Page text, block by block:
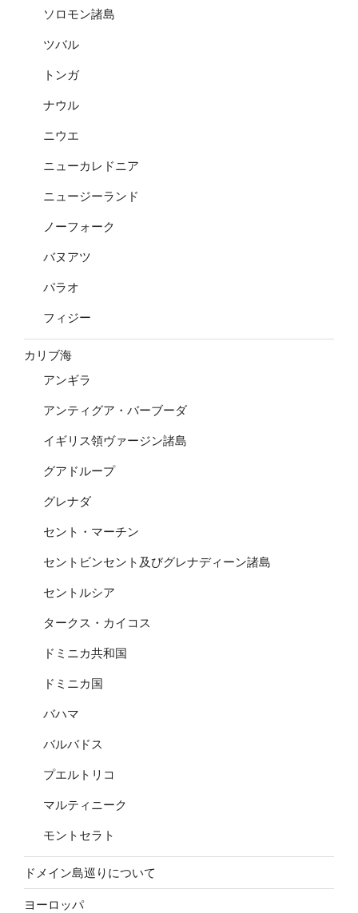
ソロモン諸島
ツバル
トンガ
ナウル
ニウエ
ニューカレドニア
ニュージーランド
ノーフォーク
バヌアツ
パラオ
フィジー
カリブ海
アンギラ
アンティグア・バーブーダ
イギリス領ヴァージン諸島
グアドループ
グレナダ
セント・マーチン
セントビンセント及びグレナディーン諸島
セントルシア
タークス・カイコス
ドミニカ共和国
ドミニカ国
バハマ
バルバドス
プエルトリコ
マルティニーク
モントセラト
ドメイン島巡りについて
ヨーロッパ